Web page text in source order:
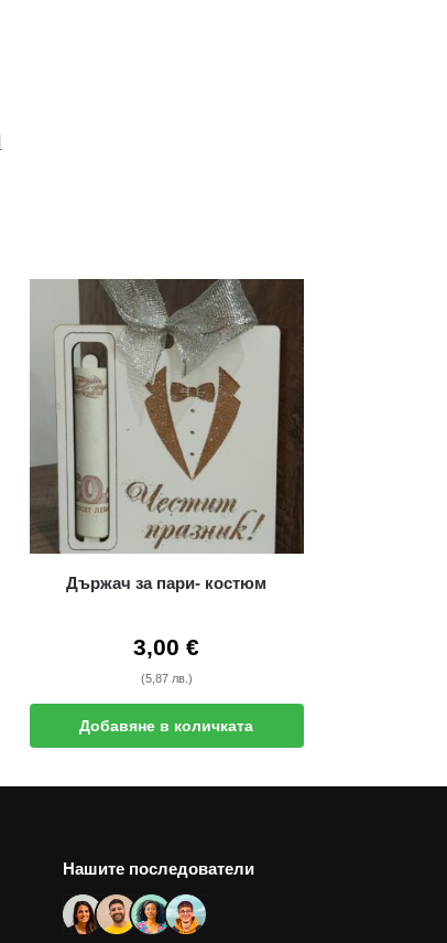
Държач за пари- костюм
3,00€
(5,87 лв.)
Добавяне в количката
Нашите последователи